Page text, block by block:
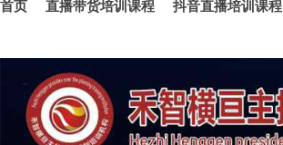
首页 直播带货培训课程 抖音直播培训课程